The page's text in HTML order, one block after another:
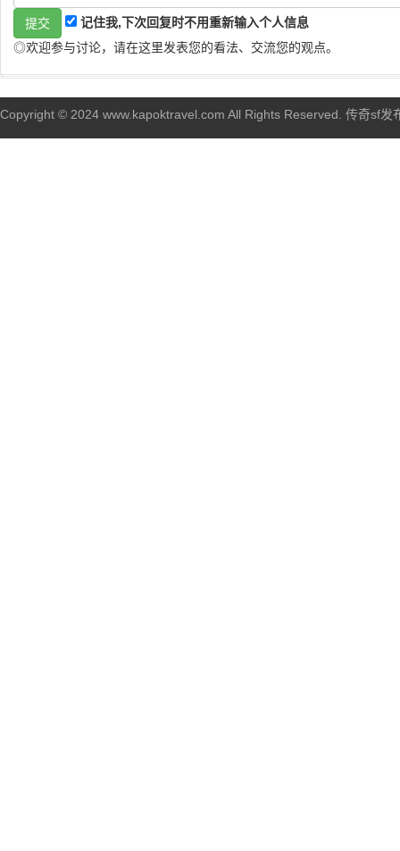
记住我,下次回复时不用重新输入个人信息
◎欢迎参与讨论，请在这里发表您的看法、交流您的观点。
Copyright © 2024 www.kapoktravel.com All Rights Reserved. 传奇sf发